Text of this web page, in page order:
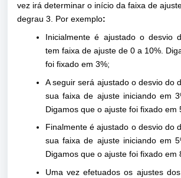
vez irá determinar o início da faixa de
degrau 3. Por exemplo:
Inicialmente é ajustado o desvio
tem faixa de ajuste de 0 a 10%.
foi fixado em 3%;
A seguir será ajustado o desvio do
sua faixa de ajuste iniciando em
Digamos que o ajuste foi fixado em
Finalmente é ajustado o desvio do
sua faixa de ajuste iniciando em
Digamos que o ajuste foi fixado em
Uma vez efetuados os ajustes